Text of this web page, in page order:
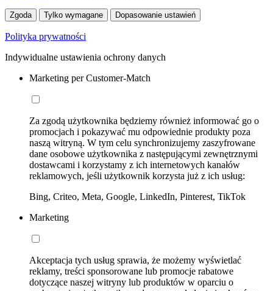
Zgoda Tylko wymagane Dopasowanie ustawień
Polityka prywatności
Indywidualne ustawienia ochrony danych
Marketing per Customer-Match
Za zgodą użytkownika będziemy również informować go o
promocjach i pokazywać mu odpowiednie produkty poza
naszą witryną. W tym celu synchronizujemy zaszyfrowane
dane osobowe użytkownika z następującymi zewnętrznymi
dostawcami i korzystamy z ich internetowych kanałów
reklamowych, jeśli użytkownik korzysta już z ich usług:
Bing, Criteo, Meta, Google, LinkedIn, Pinterest, TikTok
Marketing
Akceptacja tych usług sprawia, że możemy wyświetlać
reklamy, treści sponsorowane lub promocje rabatowe
dotyczące naszej witryny lub produktów w oparciu o